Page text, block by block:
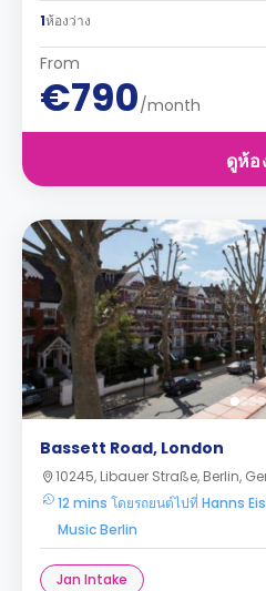
1ห้องว่าง
From
€790/month
ดูห้อ
Bassett Road, London
10245, Libauer Straße, Berlin,
12 mins โดยรถยนต์ไปที่ Hanns
Music Berlin
Jan Intake